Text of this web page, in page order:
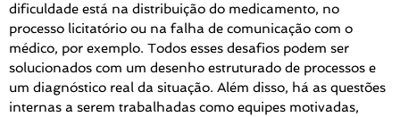
dificuldade está na distribuição do medicamento, no
processo licitatório ou na falha de comunicação com o
médico, por exemplo. Todos esses desafios podem ser
solucionados com um desenho estruturado de processos e
um diagnóstico real da situação. Além disso, há as questões
internas a serem trabalhadas como equipes motivadas,